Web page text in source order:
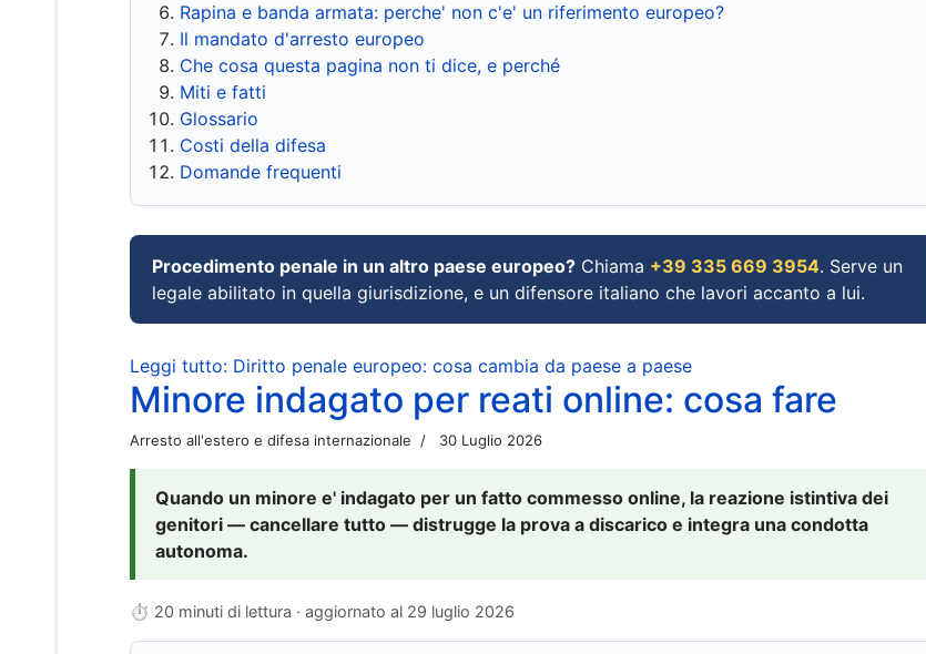
Rapina e banda armata: perche' non c'e' un riferimento europeo?
Il mandato d'arresto europeo
Che cosa questa pagina non ti dice, e perché
Miti e fatti
Glossario
Costi della difesa
Domande frequenti
Procedimento penale in un altro paese europeo? Chiama +39 335 669 3954. Serve un
legale abilitato in quella giurisdizione, e un difensore italiano che lavori accanto a lui.
Leggi tutto: Diritto penale europeo: cosa cambia da paese a paese
Minore indagato per reati online: cosa fare
Arresto all'estero e difesa internazionale 30 Luglio 2026
Quando un minore e' indagato per un fatto commesso online, la reazione istintiva dei
genitori — cancellare tutto — distrugge la prova a discarico e integra una condotta
autonoma.
⏱ 20 minuti di lettura · aggiornato al 29 luglio 2026